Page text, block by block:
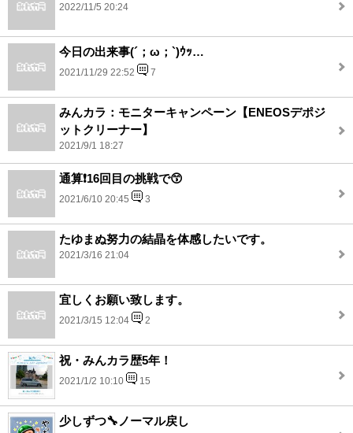
2022/11/5 20:24
今日の出来事(´；ω；`)ｳｯ…
2021/11/29 22:52 7
みんカラ：モニターキャンペーン【ENEOSデポジ
ットクリーナー】
2021/9/1 18:27
通算❗16回目の挑戦で😙
2021/6/10 20:45 3
たゆまぬ努力の結晶を体感したいです。
2021/3/16 21:04
宜しくお願い致します。
2021/3/15 12:04 2
祝・みんカラ歴5年！
2021/1/2 10:10 15
少しずつ🔧ノーマル戻し